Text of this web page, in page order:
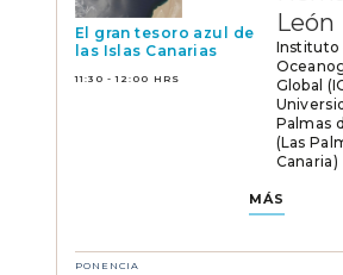
El gran tesoro azul de
las Islas Canarias
11:30 - 12:00 HRS
León
Instituto
Global
Palmas
(Las
Canaria)
MÁS
PONENCIA